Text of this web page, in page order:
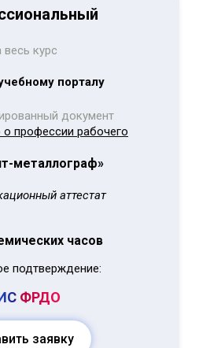
весь курс
порталу
документ
о профессии рабочего
металлограф»
аттестат
часов
подтверждение:
ФРДО
заявку